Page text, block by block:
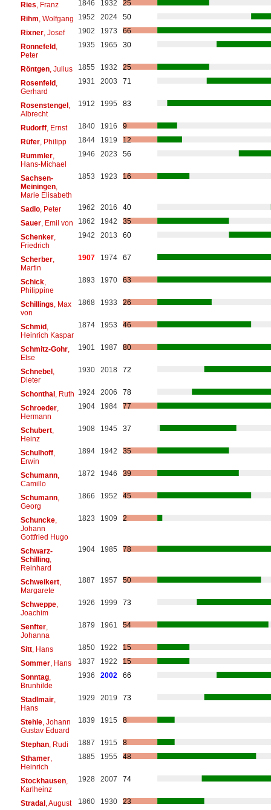
Ries , Franz 1846 1932
25
Rihm , Wolfgang 1952 2024
50
Rixner, Josef 1902 1973
66
Ronnefeld,
Peter
1935 1965 30
Röntgen, Julius 1855 1932
25
Rosenfeld,
Gerhard
1931 2003 71
Rosenstengel,
Albrecht
1912 1995 83
Rudorff, Ernst 1840 1916
9
Rüfer, Philipp 1844 1919
12
Rummler,
Hans-Michael
1946 2023 56
Sachsen-
Meiningen,
Marie Elisabeth
1853 1923 16
Sadlo, Peter 1962 2016
40
Sauer, Emil von 1862 1942
35
Schenker,
Friedrich
1942 2013 60
Scherber,
Martin
1907 1974 67
Schick,
Philippine
1893 1970 63
Schillings , Max
von
1868 1933 26
Schmid,
Heinrich Kaspar
1874 1953 46
Schmitz-Gohr,
Else
1901 1987 80
Schnebel,
Dieter
1930 2018 72
Schonthal, Ruth 1924 2006
78
Schroeder,
Hermann
1904 1984 77
Schubert,
Heinz
1908 1945 37
Schulhoff,
Erwin
1894 1942 35
Schumann,
Camillo
1872 1946 39
Schumann,
Georg
1866 1952 45
Schuncke,
Johann
Gottfried Hugo
1823 1909 2
Schwarz-
Schilling,
Reinhard
1904 1985 78
Schweikert,
Margarete
1887 1957 50
Schweppe,
Joachim
1926 1999 73
Senfter,
Johanna
1879 1961 54
Sitt, Hans 1850 1922
15
Sommer, Hans 1837 1922
15
Sonntag,
Brunhilde
1936 2002 66
Stadlmair,
Hans
1929 2019 73
Stehle, Johann
Gustav Eduard
1839 1915 8
Stephan, Rudi 1887 1915
8
Sthamer,
Heinrich
1885 1955 48
Stockhausen,
Karlheinz
1928 2007 74
Stradal, August 1860 1930
23